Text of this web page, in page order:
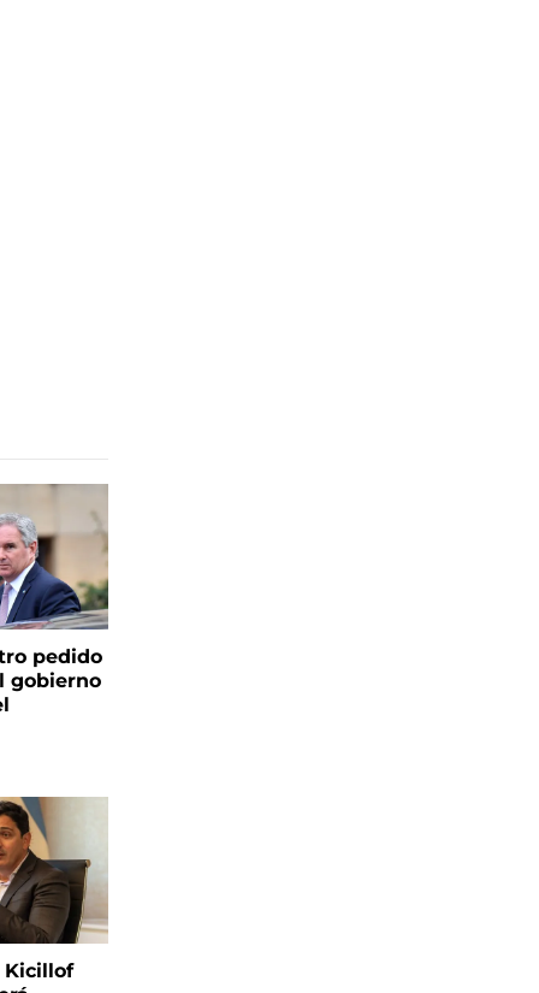
pedido
gobierno
Kicillof